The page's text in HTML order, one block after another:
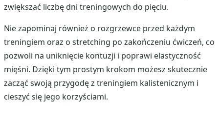
zwiększać liczbę dni treningowych do pięciu.
Nie zapominaj również o rozgrzewce przed każdym
treningiem oraz o stretching po zakończeniu ćwiczeń, co
pozwoli na uniknięcie kontuzji i poprawi elastyczność
mięśni. Dzięki tym prostym krokom możesz skutecznie
zacząć swoją przygodę z treningiem kalistenicznym i
cieszyć się jego korzyściami.